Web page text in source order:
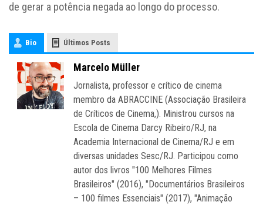
de gerar a potência negada ao longo do processo.
Bio Últimos Posts
Marcelo Müller
Jornalista, professor e crítico de cinema
membro da ABRACCINE (Associação Brasileira
de Críticos de Cinema,). Ministrou cursos na
Escola de Cinema Darcy Ribeiro/RJ, na
Academia Internacional de Cinema/RJ e em
diversas unidades Sesc/RJ. Participou como
autor dos livros "100 Melhores Filmes
Brasileiros" (2016), "Documentários Brasileiros
– 100 filmes Essenciais" (2017), "Animação